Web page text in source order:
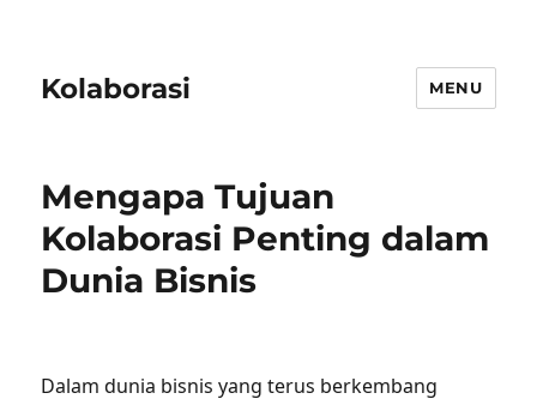
Kolaborasi MENU
Mengapa Tujuan
Kolaborasi Penting dalam
Dunia Bisnis
Dalam dunia bisnis yang terus berkembang